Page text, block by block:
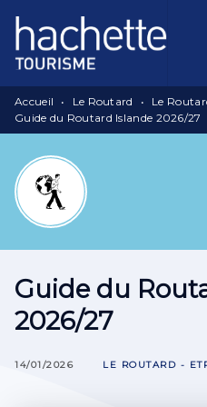
Menu Recherche
Pied De Page
Accueil • Le Routard • Le
Guide du Routard Islande 2026/27
Guide du
2026/27
14/01/2026 LE ROUTARD -